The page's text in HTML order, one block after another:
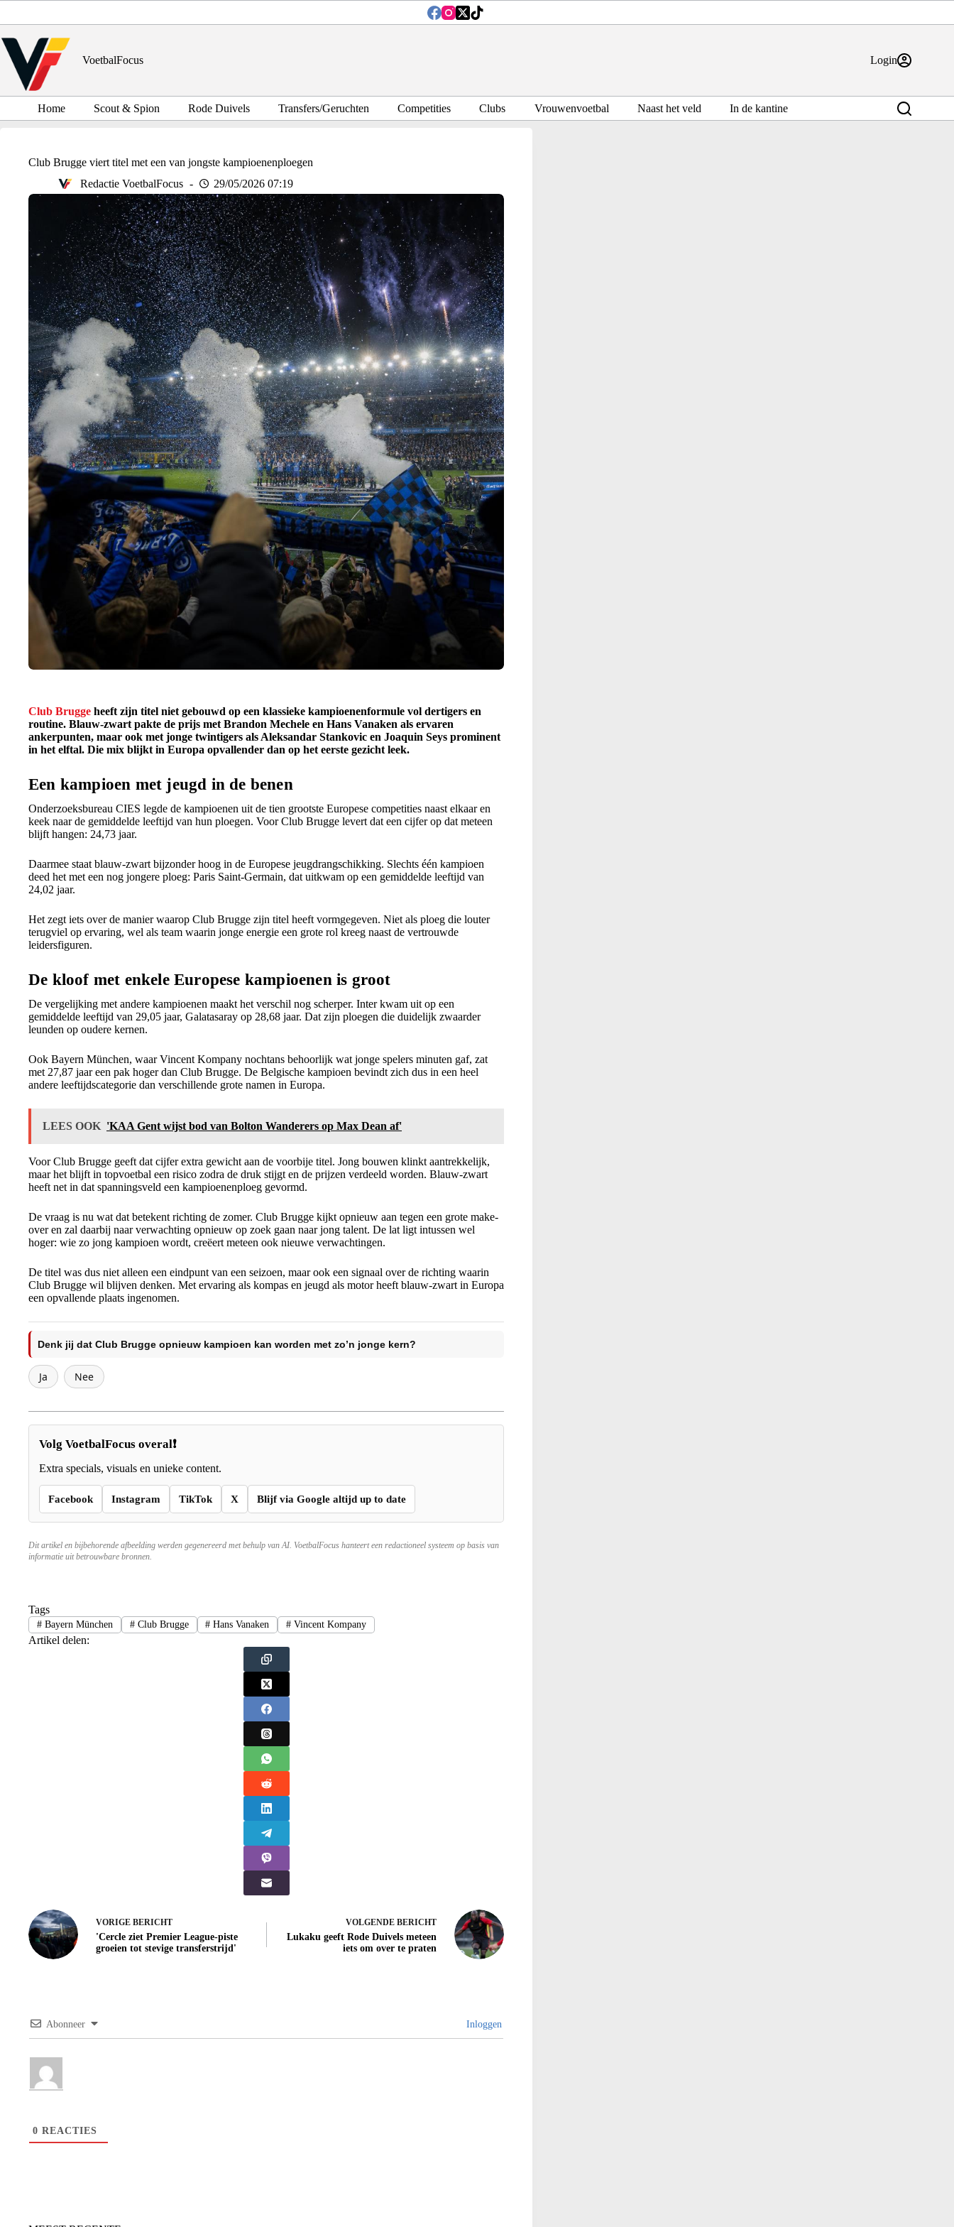
inhoud
VoetbalFocus
Login
Home Scout & Spion Rode Duivels Transfers/Geruchten Competities Clubs Vrouwenvoetbal Naast het veld In de kantine
Club Brugge viert titel met een van jongste kampioenenploegen
Redactie VoetbalFocus
29/05/2026 07:19
Club Brugge heeft zijn titel niet gebouwd op een klassieke kampioenenformule vol dertigers en
routine. Blauw-zwart pakte de prijs met Brandon Mechele en Hans Vanaken als ervaren
ankerpunten, maar ook met jonge twintigers als Aleksandar Stankovic en Joaquin Seys prominent
in het elftal. Die mix blijkt in Europa opvallender dan op het eerste gezicht leek.
Een kampioen met jeugd in de benen
Onderzoeksbureau CIES legde de kampioenen uit de tien grootste Europese competities naast elkaar en
keek naar de gemiddelde leeftijd van hun ploegen. Voor Club Brugge levert dat een cijfer op dat meteen
blijft hangen: 24,73 jaar.
Daarmee staat blauw-zwart bijzonder hoog in de Europese jeugdrangschikking. Slechts één kampioen
deed het met een nog jongere ploeg: Paris Saint-Germain, dat uitkwam op een gemiddelde leeftijd van
24,02 jaar.
Het zegt iets over de manier waarop Club Brugge zijn titel heeft vormgegeven. Niet als ploeg die louter
terugviel op ervaring, wel als team waarin jonge energie een grote rol kreeg naast de vertrouwde
leidersfiguren.
De kloof met enkele Europese kampioenen is groot
De vergelijking met andere kampioenen maakt het verschil nog scherper. Inter kwam uit op een
gemiddelde leeftijd van 29,05 jaar, Galatasaray op 28,68 jaar. Dat zijn ploegen die duidelijk zwaarder
leunden op oudere kernen.
Ook Bayern München, waar Vincent Kompany nochtans behoorlijk wat jonge spelers minuten gaf, zat
met 27,87 jaar een pak hoger dan Club Brugge. De Belgische kampioen bevindt zich dus in een heel
andere leeftijdscategorie dan verschillende grote namen in Europa.
LEES OOK 'KAA Gent wijst bod van Bolton Wanderers op Max Dean af'
Voor Club Brugge geeft dat cijfer extra gewicht aan de voorbije titel. Jong bouwen klinkt aantrekkelijk,
maar het blijft in topvoetbal een risico zodra de druk stijgt en de prijzen verdeeld worden. Blauw-zwart
heeft net in dat spanningsveld een kampioenenploeg gevormd.
De vraag is nu wat dat betekent richting de zomer. Club Brugge kijkt opnieuw aan tegen een grote make-
over en zal daarbij naar verwachting opnieuw op zoek gaan naar jong talent. De lat ligt intussen wel
hoger: wie zo jong kampioen wordt, creëert meteen ook nieuwe verwachtingen.
De titel was dus niet alleen een eindpunt van een seizoen, maar ook een signaal over de richting waarin
Club Brugge wil blijven denken. Met ervaring als kompas en jeugd als motor heeft blauw-zwart in Europa
een opvallende plaats ingenomen.
Denk jij dat Club Brugge opnieuw kampioen kan worden met zo’n jonge kern?
Ja Nee
Volg VoetbalFocus overal❗
Extra specials, visuals en unieke content.
Facebook Instagram TikTok X Blijf via Google altijd up to date
Dit artikel en bijbehorende afbeelding werden gegenereerd met behulp van AI. VoetbalFocus hanteert een redactioneel systeem op basis van
informatie uit betrouwbare bronnen.
Tags
#Bayern München #Club Brugge # Hans Vanaken # Vincent Kompany
Artikel delen:
VORIGE BERICHT
'Cercle ziet Premier League-piste
groeien tot stevige transferstrijd'
VOLGENDE BERICHT
Lukaku geeft Rode Duivels meteen
iets om over te praten
Abonneer Inloggen
0 REACTIES